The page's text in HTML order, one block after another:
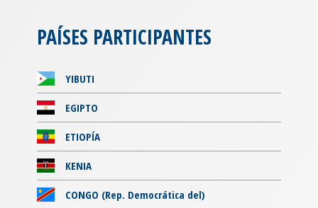
PAÍSES PARTICIPANTES
YIBUTI
EGIPTO
ETIOPÍA
KENIA
CONGO (Rep. Democrática del)